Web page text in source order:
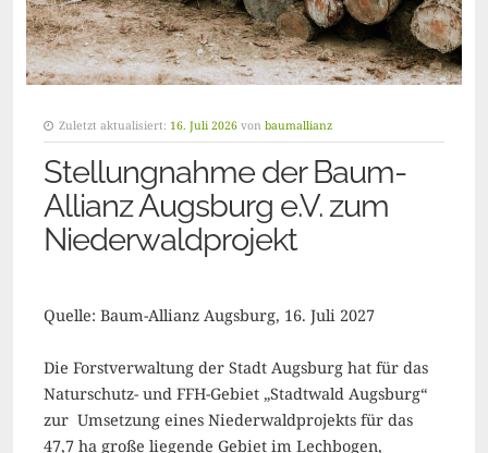
Zuletzt aktualisiert: 16. Juli 2026 von baumallianz
Stellungnahme der Baum-
Allianz Augsburg e.V. zum
Niederwaldprojekt
Quelle: Baum-Allianz Augsburg, 16. Juli 2027
Die Forstverwaltung der Stadt Augsburg hat für das
Naturschutz- und FFH-Gebiet „Stadtwald Augsburg“
zur Umsetzung eines Niederwaldprojekts für das
47,7 ha große liegende Gebiet im Lechbogen,